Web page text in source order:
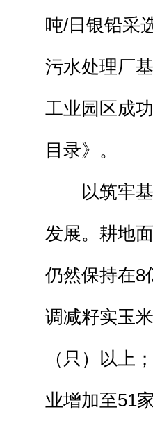
吨/日银铅采
污水处理厂
工业园区成
目录》。
以筑牢基
发展。耕地
仍然保持在8
调减籽实玉
（只）以上
业增加至51